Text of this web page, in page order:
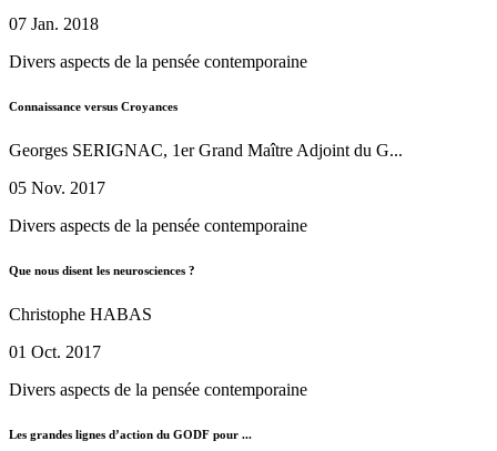
07 Jan. 2018
Divers aspects de la pensée contemporaine
Connaissance versus Croyances
Georges SERIGNAC, 1er Grand Maître Adjoint du G...
05 Nov. 2017
Divers aspects de la pensée contemporaine
Que nous disent les neurosciences ?
Christophe HABAS
01 Oct. 2017
Divers aspects de la pensée contemporaine
Les grandes lignes d’action du GODF pour ...